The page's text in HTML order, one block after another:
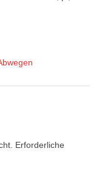
Erforderliche